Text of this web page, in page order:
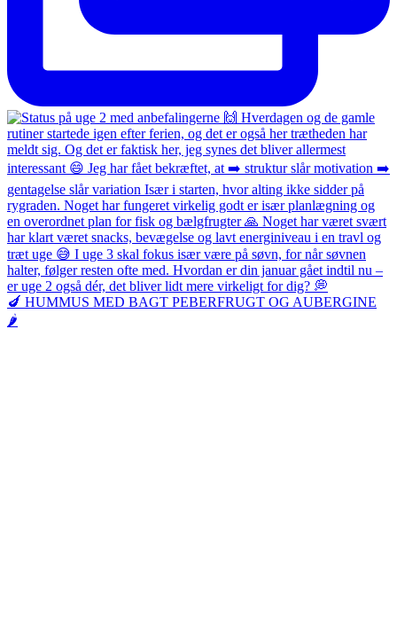
🍆 HUMMUS MED BAGT PEBERFRUGT OG AUBERGINE
🌶